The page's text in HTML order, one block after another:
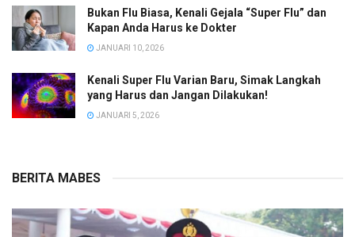
Bukan Flu Biasa, Kenali Gejala “Super Flu” dan
Kapan Anda Harus ke Dokter
JANUARI 10, 2026
Kenali Super Flu Varian Baru, Simak Langkah
yang Harus dan Jangan Dilakukan!
JANUARI 5, 2026
BERITA MABES